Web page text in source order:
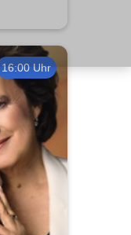
16:00 Uhr